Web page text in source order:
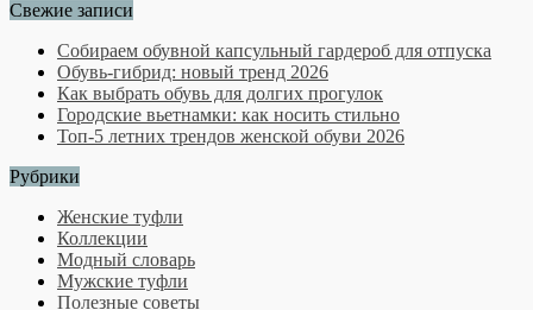
Свежие записи
Собираем обувной капсульный гардероб для отпуска
Обувь-гибрид: новый тренд 2026
Как выбрать обувь для долгих прогулок
Городские вьетнамки: как носить стильно
Топ-5 летних трендов женской обуви 2026
Рубрики
Женские туфли
Коллекции
Модный словарь
Мужские туфли
Полезные советы